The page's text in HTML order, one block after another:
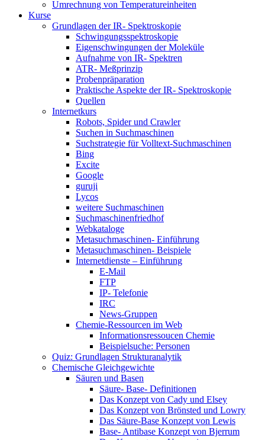
Umrechnung von Temperatureinheiten
Kurse
Grundlagen der IR- Spektroskopie
Schwingungsspektroskopie
Eigenschwingungen der Moleküle
Aufnahme von IR- Spektren
ATR- Meßprinzip
Probenpräparation
Praktische Aspekte der IR- Spektroskopie
Quellen
Internetkurs
Robots, Spider und Crawler
Suchen in Suchmaschinen
Suchstrategie für Volltext-Suchmaschinen
Bing
Excite
Google
guruji
Lycos
weitere Suchmaschinen
Suchmaschinenfriedhof
Webkataloge
Metasuchmaschinen- Einführung
Metasuchmaschinen- Beispiele
Internetdienste – Einführung
E-Mail
FTP
IP- Telefonie
IRC
News-Gruppen
Chemie-Ressourcen im Web
Informationsressoucen Chemie
Beispielsuche: Personen
Quiz: Grundlagen Strukturanalytik
Chemische Gleichgewichte
Säuren und Basen
Säure- Base- Definitionen
Das Konzept von Cady und Elsey
Das Konzept von Brönsted und Lowry
Das Säure-Base Konzept von Lewis
Base- Antibase Konzept von Bjerrum